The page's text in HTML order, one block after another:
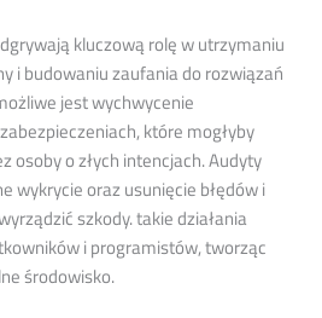
kluczową rolę w utrzymaniu
i budowaniu zaufania do rozwiązań
jest wychwycenie
które mogłyby
osoby o złych intencjach. Audyty
wykrycie oraz usunięcie błędów i
szkody. takie działania
i programistów, tworząc
środowisko.